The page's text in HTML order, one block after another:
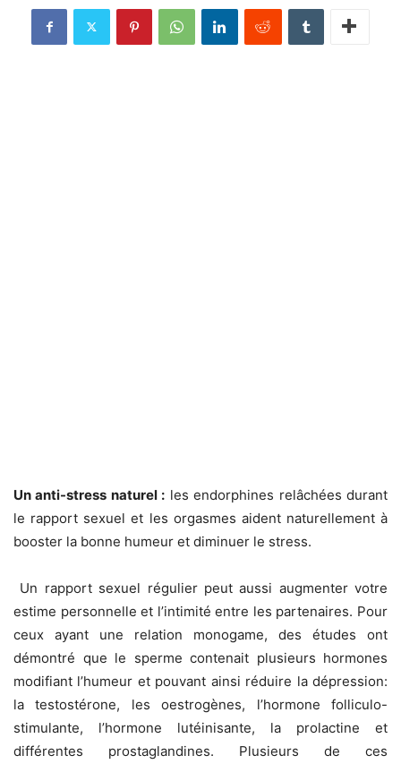
Un anti-stress naturel : les endorphines relâchées durant
le rapport sexuel et les orgasmes aident naturellement à
booster la bonne humeur et diminuer le stress.
Un rapport sexuel régulier peut aussi augmenter votre
estime personnelle et l’intimité entre les partenaires. Pour
ceux ayant une relation monogame, des études ont
démontré que le sperme contenait plusieurs hormones
modifiant l’humeur et pouvant ainsi réduire la dépression:
la testostérone, les oestrogènes, l’hormone folliculo-
stimulante, l’hormone lutéinisante, la prolactine et
différentes prostaglandines. Plusieurs de ces